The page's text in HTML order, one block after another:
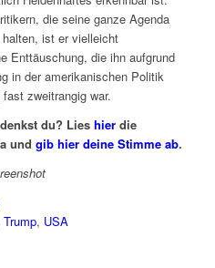
die seine ganze Agenda
ist er vielleicht
Enttäuschung, die ihn aufgrund
in der amerikanischen Politik
zweitrangig war.
du? Lies hierdie
und gib hier deine Stimme ab.
Trump, USA